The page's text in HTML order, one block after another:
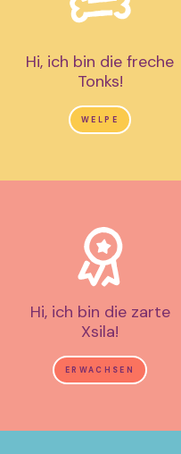
Hi, ich bin die freche
Tonks!
WELPE
Hi, ich bin die zarte
Xsila!
ERWACHSEN